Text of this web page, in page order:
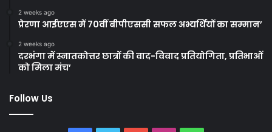
2 weeks ago
प्रेरणा आईएएस में 70वीं बीपीएससी सफल अभ्यर्थियों का सम्मान’
2 weeks ago
दरभंगा में स्नातकोत्तर छात्रों की वाद-विवाद प्रतियोगिता, प्रतिभाओं
को मिला मंच’
Follow Us